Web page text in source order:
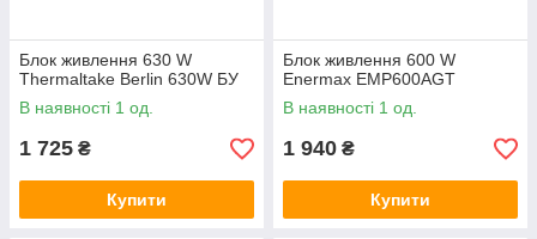
Блок живлення 630 W
Thermaltake Berlin 630W БУ
В наявності 1 од.
1 725 ₴
Купити
Блок живлення 600 W
Enermax EMP600AGT
В наявності 1 од.
1 940 ₴
Купити